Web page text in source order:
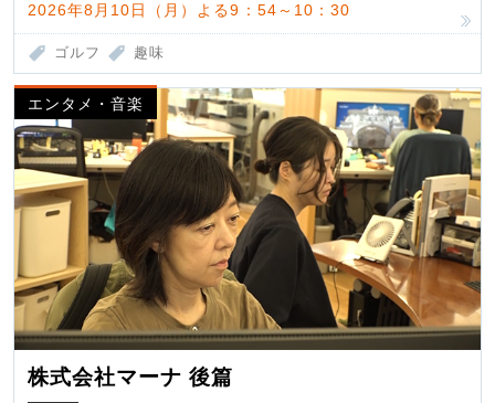
2026年8月10日（月）よる9：54～10：30
ゴルフ 趣味
エンタメ・音楽
株式会社マーナ 後篇